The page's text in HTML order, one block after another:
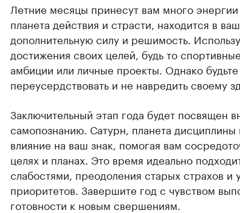
Летние месяцы принесут вам много
планета действия и страсти, находится в
дополнительную силу и решимость.
достижения своих целей, будь то
амбиции или личные проекты. Однако
переусердствовать и не навредить своему
Заключительный этап года будет посвящен
самопознанию. Сатурн, планета дисциплины
влияние на ваш знак, помогая вам
целях и планах. Это время идеально
слабостями, преодоления старых страхов и
приоритетов. Завершите год с чувством
готовности к новым свершениям.